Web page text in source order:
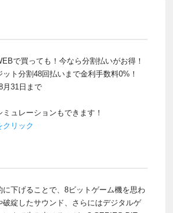
で買っても！今なら分割払いがお得！
ト分割48回払いまで金利手数料0%！
月31日まで
ュレーションもできます！
クリック
に下げることで、8ビットゲーム機を思わ
破綻したサウンド、さらにはデジタルゲ